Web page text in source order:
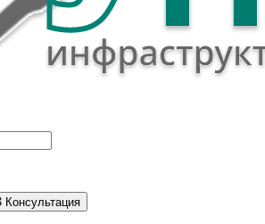
Консультация